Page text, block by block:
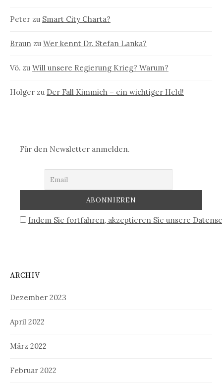
Peter zu Smart City Charta?
Braun zu Wer kennt Dr. Stefan Lanka?
Vö. zu Will unsere Regierung Krieg? Warum?
Holger zu Der Fall Kimmich – ein wichtiger Held!
Für den Newsletter anmelden.
Indem Sie fortfahren, akzeptieren Sie unsere
ARCHIV
Dezember 2023
April 2022
März 2022
Februar 2022